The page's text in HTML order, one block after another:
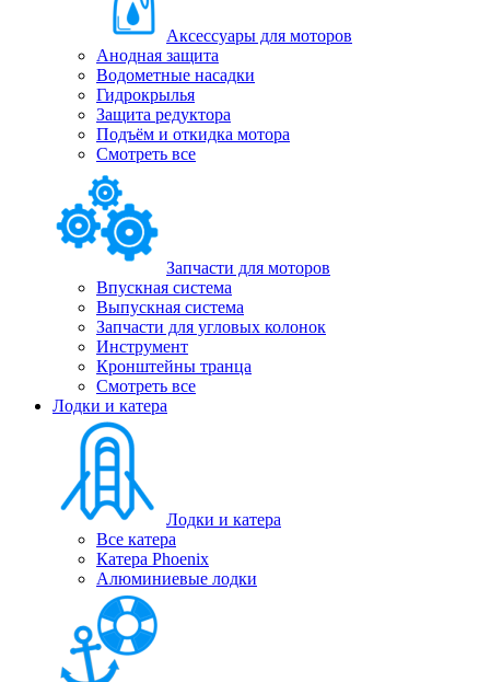
Аксессуары для моторов
Анодная защита
Водометные насадки
Гидрокрылья
Защита редуктора
Подъём и откидка мотора
Смотреть все
Запчасти для моторов
Впускная система
Выпускная система
Запчасти для угловых колонок
Инструмент
Кронштейны транца
Смотреть все
Лодки и катера
Лодки и катера
Все катера
Катера Phoenix
Алюминиевые лодки